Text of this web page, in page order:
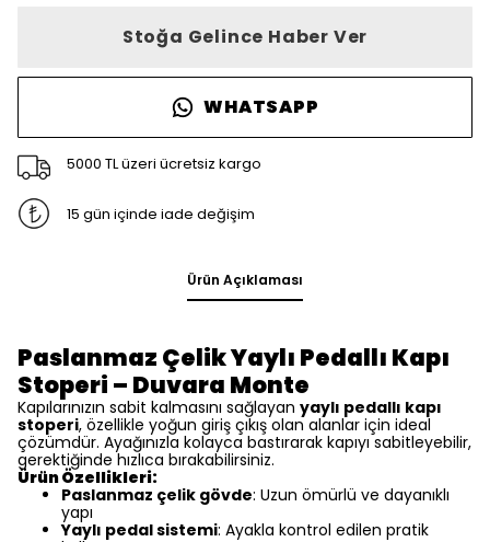
Stoğa Gelince Haber Ver
WHATSAPP
5000 TL üzeri ücretsiz kargo
15 gün içinde iade değişim
Ürün Açıklaması
Paslanmaz Çelik Yaylı Pedallı Kapı
Stoperi – Duvara Monte
Kapılarınızın sabit kalmasını sağlayan yaylı pedallı kapı
stoperi, özellikle yoğun giriş çıkış olan alanlar için ideal
çözümdür. Ayağınızla kolayca bastırarak kapıyı sabitleyebilir,
gerektiğinde hızlıca bırakabilirsiniz.
Ürün Özellikleri:
Paslanmaz çelik gövde: Uzun ömürlü ve dayanıklı
yapı
Yaylı pedal sistemi: Ayakla kontrol edilen pratik